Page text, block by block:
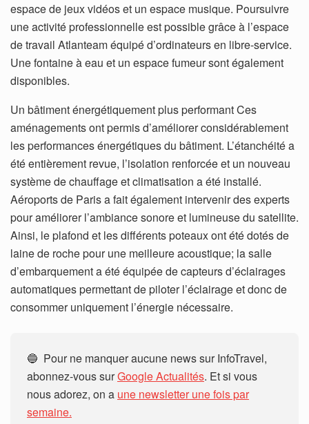
espace de jeux vidéos et un espace musique. Poursuivre
une activité professionnelle est possible grâce à l’espace
de travail Atlanteam équipé d’ordinateurs en libre-service.
Une fontaine à eau et un espace fumeur sont également
disponibles.
Un bâtiment énergétiquement plus performant Ces
aménagements ont permis d’améliorer considérablement
les performances énergétiques du bâtiment. L’étanchéité a
été entièrement revue, l’isolation renforcée et un nouveau
système de chauffage et climatisation a été installé.
Aéroports de Paris a fait également intervenir des experts
pour améliorer l’ambiance sonore et lumineuse du satellite.
Ainsi, le plafond et les différents poteaux ont été dotés de
laine de roche pour une meilleure acoustique; la salle
d’embarquement a été équipée de capteurs d’éclairages
automatiques permettant de piloter l’éclairage et donc de
consommer uniquement l’énergie nécessaire.
🔵 Pour ne manquer aucune news sur InfoTravel,
abonnez-vous surGoogle Actualités. Et si vous
nous adorez, on a une newsletter une fois par
semaine.